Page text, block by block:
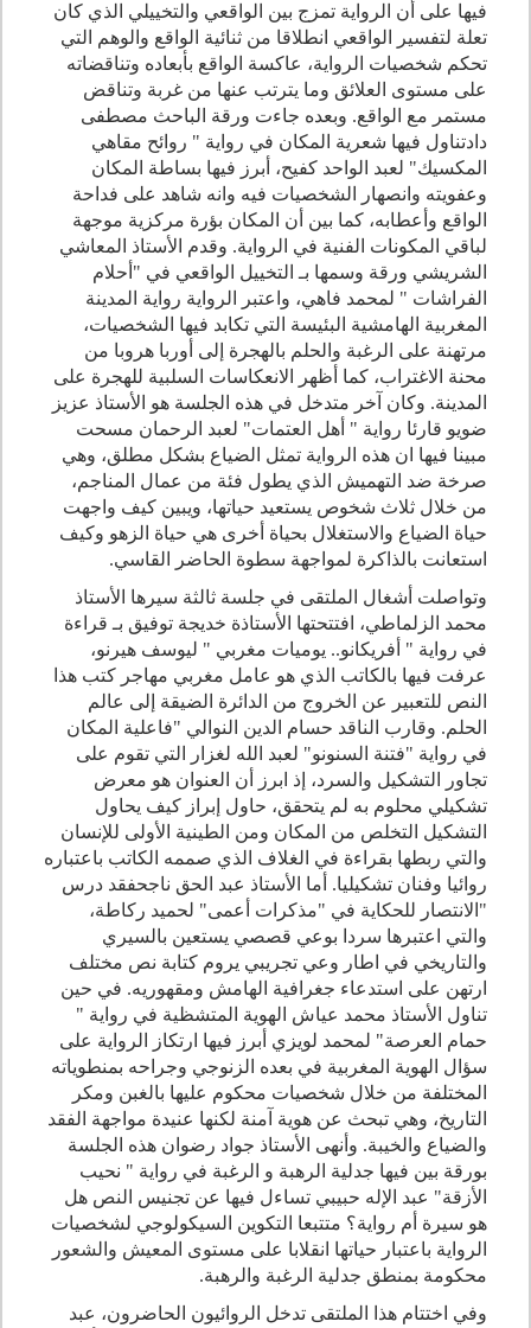
فيها على أن الرواية تمزج بين الواقعي والتخييلي الذي كان
تعلة لتفسير الواقعي انطلاقا من ثنائية الواقع والوهم التي
تحكم شخصيات الرواية، عاكسة الواقع بأبعاده وتناقضاته
على مستوى العلائق وما يترتب عنها من غربة وتناقض
مستمر مع الواقع. وبعده جاءت ورقة الباحث مصطفى
دادتناول فيها شعرية المكان في رواية " روائح مقاهي
المكسيك" لعبد الواحد كفيح، أبرز فيها بساطة المكان
وعفويته وانصهار الشخصيات فيه وانه شاهد على فداحة
الواقع وأعطابه، كما بين أن المكان بؤرة مركزية موجهة
لباقي المكونات الفنية في الرواية. وقدم الأستاذ المعاشي
الشريشي ورقة وسمها بـ التخييل الواقعي في "أحلام
الفراشات " لمحمد فاهي، واعتبر الرواية رواية المدينة
المغربية الهامشية البئيسة التي تكابد فيها الشخصيات،
مرتهنة على الرغبة والحلم بالهجرة إلى أوربا هروبا من
محنة الاغتراب، كما أظهر الانعكاسات السلبية للهجرة على
المدينة. وكان آخر متدخل في هذه الجلسة هو الأستاذ عزيز
ضويو قارئا رواية " أهل العتمات" لعبد الرحمان مسحت
مبينا فيها ان هذه الرواية تمثل الضياع بشكل مطلق، وهي
صرخة ضد التهميش الذي يطول فئة من عمال المناجم،
من خلال ثلاث شخوص يستعيد حياتها، ويبين كيف واجهت
حياة الضياع والاستغلال بحياة أخرى هي حياة الزهو وكيف
استعانت بالذاكرة لمواجهة سطوة الحاضر القاسي.
وتواصلت أشغال الملتقى في جلسة ثالثة سيرها الأستاذ
محمد الزلماطي، افتتحتها الأستاذة خديجة توفيق بـ قراءة
في رواية " أفريكانو.. يوميات مغربي " ليوسف هيرنو،
عرفت فيها بالكاتب الذي هو عامل مغربي مهاجر كتب هذا
النص للتعبير عن الخروج من الدائرة الضيقة إلى عالم
الحلم. وقارب الناقد حسام الدين النوالي "فاعلية المكان
في رواية "فتنة السنونو" لعبد الله لغزار التي تقوم على
تجاور التشكيل والسرد، إذ ابرز أن العنوان هو معرض
تشكيلي محلوم به لم يتحقق، حاول إبراز كيف يحاول
التشكيل التخلص من المكان ومن الطينية الأولى للإنسان
والتي ربطها بقراءة في الغلاف الذي صممه الكاتب باعتباره
روائيا وفنان تشكيليا. أما الأستاذ عبد الحق ناجحفقد درس
"الانتصار للحكاية في "مذكرات أعمى" لحميد ركاطة،
والتي اعتبرها سردا بوعي قصصي يستعين بالسيري
والتاريخي في اطار وعي تجريبي يروم كتابة نص مختلف
ارتهن على استدعاء جغرافية الهامش ومقهوريه. في حين
تناول الأستاذ محمد عياش الهوية المتشظية في رواية "
حمام العرصة" لمحمد لويزي أبرز فيها ارتكاز الرواية على
سؤال الهوية المغربية في بعده الزنوجي وجراحه بمنطوياته
المختلفة من خلال شخصيات محكوم عليها بالغبن ومكر
التاريخ، وهي تبحث عن هوية آمنة لكنها عنيدة مواجهة الفقد
والضياع والخيبة. وأنهى الأستاذ جواد رضوان هذه الجلسة
بورقة بين فيها جدلية الرهبة و الرغبة في رواية " نحيب
الأزقة" عبد الإله حبيبي تساءل فيها عن تجنيس النص هل
هو سيرة أم رواية؟ متتبعا التكوين السيكولوجي لشخصيات
الرواية باعتبار حياتها انقلابا على مستوى المعيش والشعور
محكومة بمنطق جدلية الرغبة والرهبة.
وفي اختتام هذا الملتقى تدخل الروائيون الحاضرون، عبد